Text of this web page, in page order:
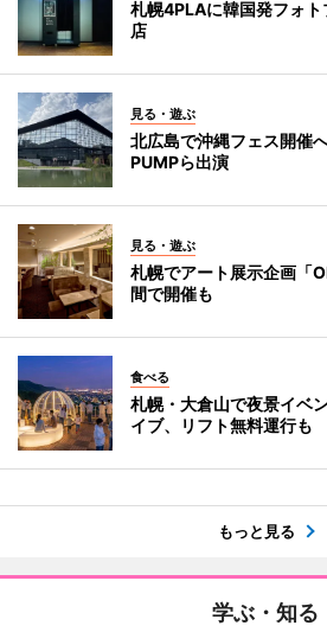
札幌4PLAに韓国発フォ
店
見る・遊ぶ
北広島で沖縄フェス開
PUMPら出演
見る・遊ぶ
札幌でアート展示企画「
間で開催も
食べる
札幌・大倉山で夜景イベ
イブ、リフト無料運行も
もっと見る
学ぶ・知る